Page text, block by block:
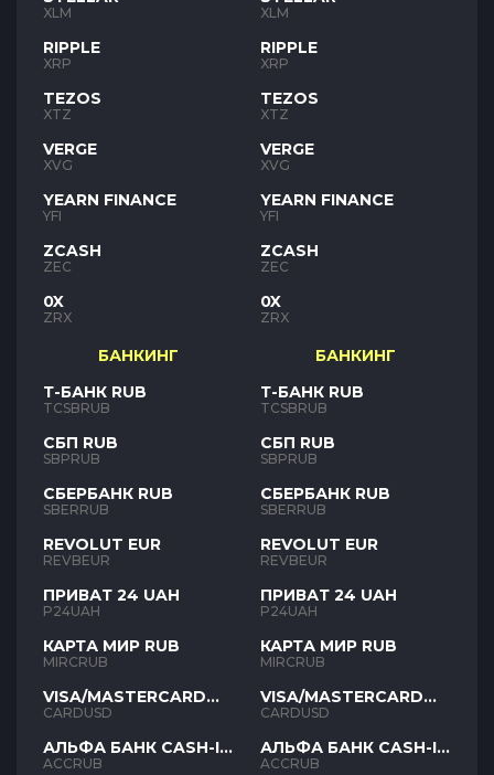
XLM
RIPPLE
XRP
TEZOS
XTZ
VERGE
XVG
YEARN FINANCE
YFI
ZCASH
ZEC
0X
ZRX
БАНКИНГ
Т-БАНК RUB
TCSBRUB
СБП RUB
SBPRUB
СБЕРБАНК RUB
SBERRUB
REVOLUT EUR
REVBEUR
ПРИВАТ 24 UAH
P24UAH
КАРТА МИР RUB
MIRCRUB
VISA/MASTERCARD
USD
CARDUSD
АЛЬФА БАНК CASH-IN
RUB
ACCRUB
XLM
RIPPLE
XRP
TEZOS
XTZ
VERGE
XVG
YEARN FINANCE
YFI
ZCASH
ZEC
0X
ZRX
БАНКИНГ
Т-БАНК RUB
TCSBRUB
СБП RUB
SBPRUB
СБЕРБАНК RUB
SBERRUB
REVOLUT EUR
REVBEUR
ПРИВАТ 24 UAH
P24UAH
КАРТА МИР RUB
MIRCRUB
VISA/MASTERCARD
USD
CARDUSD
АЛЬФА БАНК CASH-IN
RUB
ACCRUB